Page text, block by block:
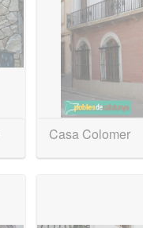
Casa Colomer